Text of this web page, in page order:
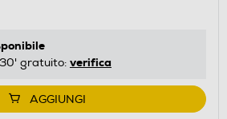
gratuito: verifica
AGGIUNGI